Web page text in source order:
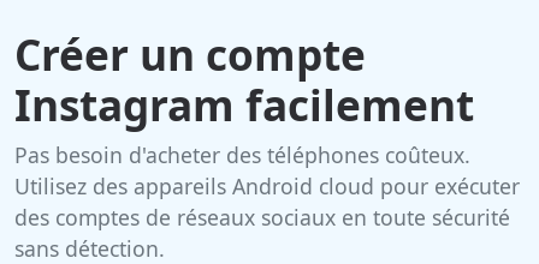
Créer un compte
Instagram facilement
Pas besoin d'acheter des téléphones coûteux.
Utilisez des appareils Android cloud pour exécuter
des comptes de réseaux sociaux en toute sécurité
sans détection.